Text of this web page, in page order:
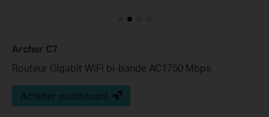
Archer C7
Routeur Gigabit WiFi bi-bande AC1750 Mbps
Acheter maintenant